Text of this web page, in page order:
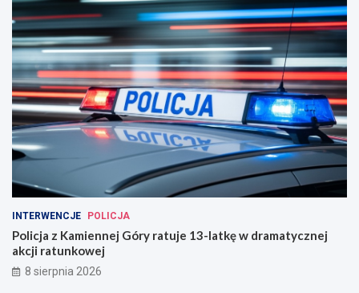
INTERWENCJE POLICJA
Policja z Kamiennej Góry ratuje 13-latkę w dramatycznej
akcji ratunkowej
8 sierpnia 2026